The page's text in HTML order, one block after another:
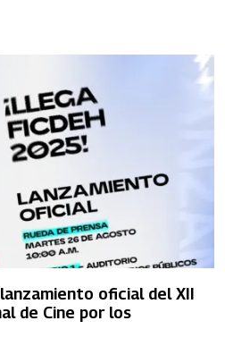
oficial del XII
de Cine por los